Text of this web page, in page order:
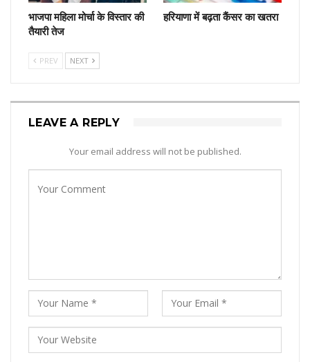
भाजपा महिला मोर्चा के विस्तार की
तैयारी तेज
हरियाणा में बढ़ता कैंसर का खतरा
PREV NEXT
LEAVE A REPLY
Your email address will not be published.